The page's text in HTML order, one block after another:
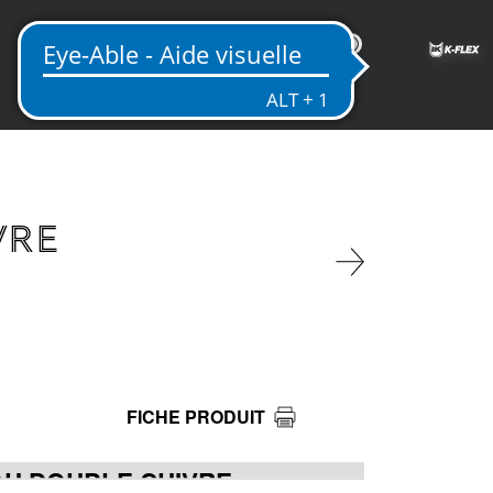
FR
FICHE PRODUIT
DOUBLE CUIVRE